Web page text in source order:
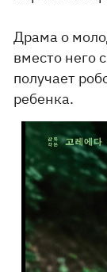
Драма о
вместо него
получает
ребенка.